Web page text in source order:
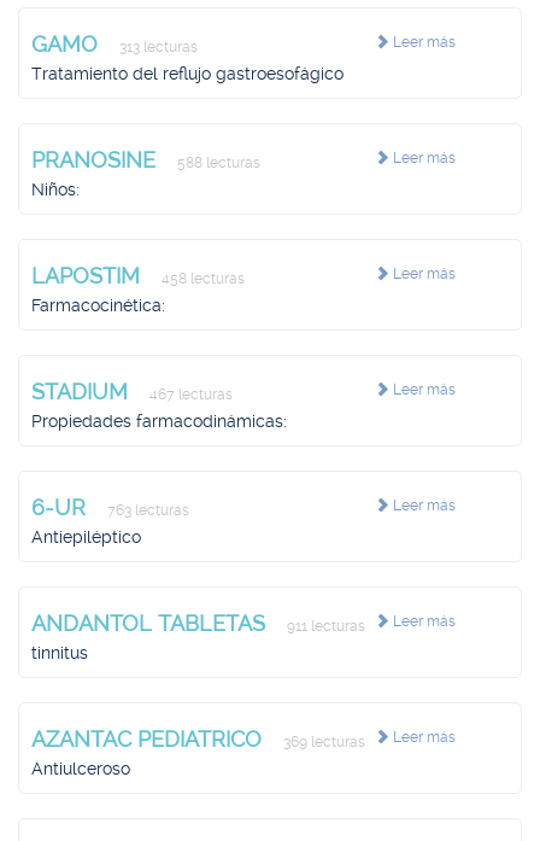
Leer más
GAMO 313 lecturas
Tratamiento del reflujo gastroesofágico
Leer más
PRANOSINE 588 lecturas
Niños:
Leer más
LAPOSTIM 458 lecturas
Farmacocinética:
Leer más
STADIUM 467 lecturas
Propiedades farmacodinámicas:
Leer más
6-UR 763 lecturas
Antiepiléptico
Leer más
ANDANTOL TABLETAS 911 lecturas
tinnitus
Leer más
AZANTAC PEDIATRICO 369 lecturas
Antiulceroso